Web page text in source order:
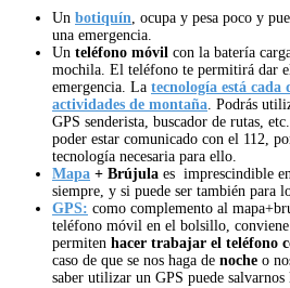
Un botiquín, ocupa y pesa poco y
una emergencia.
Un teléfono móvil con la batería
mochila. El teléfono te permitirá dar
emergencia. La tecnología está cada
actividades de montaña. Podrás
GPS senderista, buscador de rutas,
poder estar comunicado con el 112,
tecnología necesaria para ello.
Mapa + Brújula es imprescindible
siempre, y si puede ser también para
GPS: como complemento al
teléfono móvil en el bolsillo, conviene
permiten hacer trabajar el teléfono
caso de que se nos haga de noche o
saber utilizar un GPS puede salvarnos